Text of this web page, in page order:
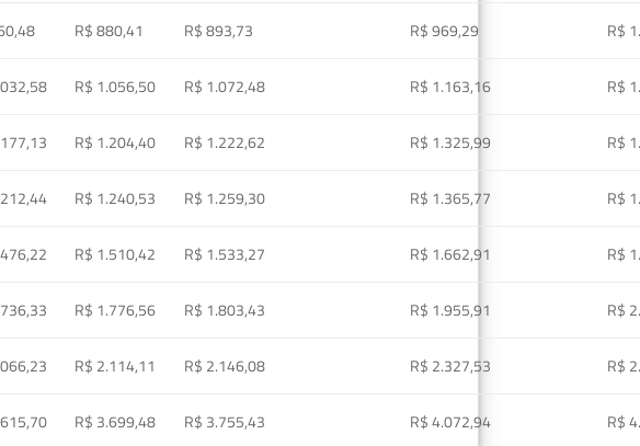
R$ 880,41 R$ 893,73 R$ 969,29
R$
R$ 1.056,50 R$ 1.072,48 R$ 1.163,16
R$
R$ 1.204,40 R$ 1.222,62 R$ 1.325,99
R$
R$ 1.240,53 R$ 1.259,30 R$ 1.365,77
R$
R$ 1.510,42 R$ 1.533,27 R$ 1.662,91
R$
R$ 1.776,56 R$ 1.803,43 R$ 1.955,91
R$
R$ 2.114,11 R$ 2.146,08 R$ 2.327,53
R$
R$ 3.699,48 R$ 3.755,43 R$ 4.072,94 R$